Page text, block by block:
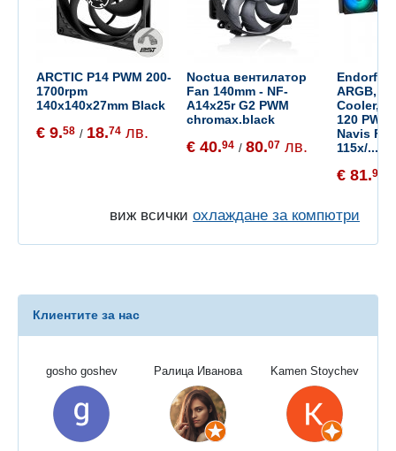
ARCTIC P14 PWM 200-
1700rpm
140x140x27mm Black
€ 9.58 / 18.74 лв.
Noctua вентилатор
Fan 140mm - NF-
A14x25r G2 PWM
chromax.black
€ 40.94 / 80.07 лв.
Endorfy
ARGB,
Cooler,
120
Navis F,
115x/...
€ 81.94
виж всички охлаждане за компютри
Клиентите за нас
gosho goshev Ралица Иванова Kamen Stoychev